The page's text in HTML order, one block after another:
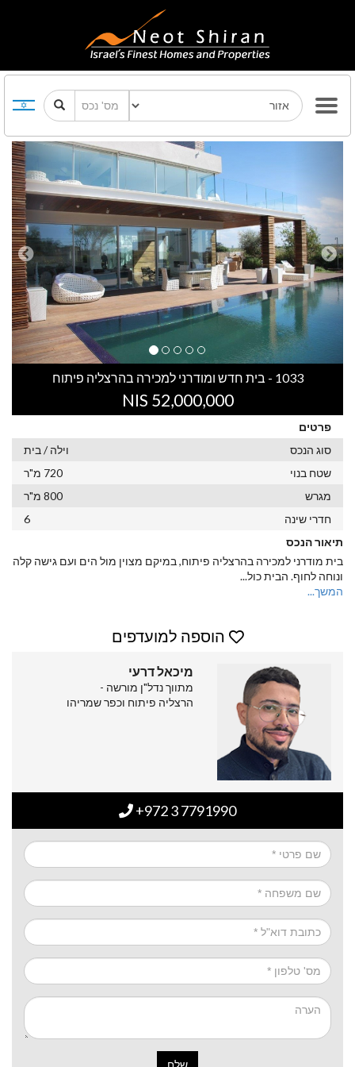
Previous Next
1033 - בית חדש ומודרני למכירה בהרצליה פיתוח
52,000,000 NIS
פרטים
סוג הנכס
וילה / בית
שטח בנוי
720 מ"ר
מגרש
800 מ"ר
חדרי שינה
6
תיאור הנכס
בית מודרני למכירה בהרצליה פיתוח, במיקם מצוין מול הים ועם גישה קלה
ונוחה לחוף. הבית כול...
המשך...
הוספה למועדפים
מיכאל דרעי
מתווך נדל"ן מורשה -
הרצליה פיתוח וכפר שמריהו
+972 3 7791990
שלח